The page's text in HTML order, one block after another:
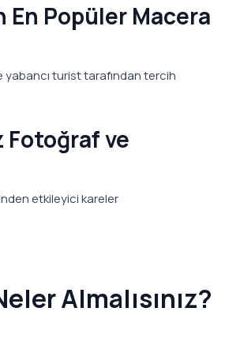
En Popüler Macera
yabancı turist tarafından tercih
ve
etkileyici kareler
Almalısınız?